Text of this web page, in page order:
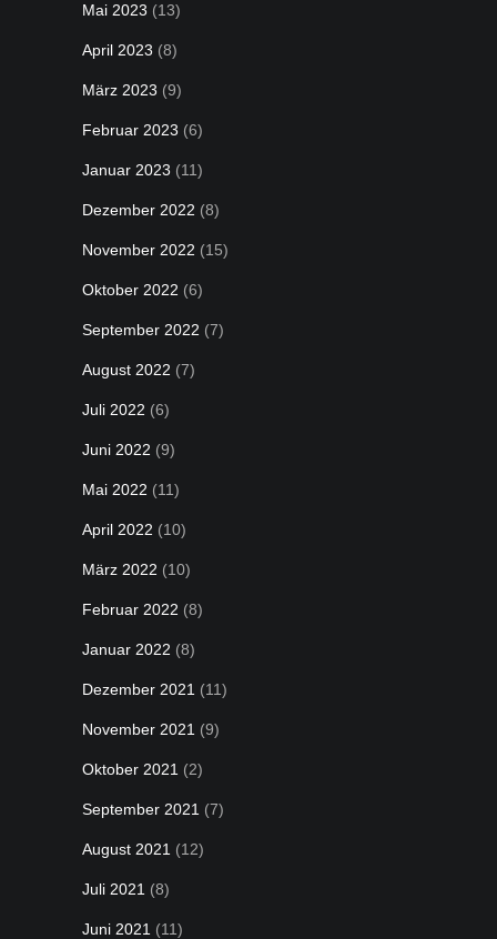
Mai 2023 (13)
April 2023 (8)
März 2023 (9)
Februar 2023 (6)
Januar 2023 (11)
Dezember 2022 (8)
November 2022 (15)
Oktober 2022 (6)
September 2022 (7)
August 2022 (7)
Juli 2022 (6)
Juni 2022 (9)
Mai 2022 (11)
April 2022 (10)
März 2022 (10)
Februar 2022 (8)
Januar 2022 (8)
Dezember 2021 (11)
November 2021 (9)
Oktober 2021 (2)
September 2021 (7)
August 2021 (12)
Juli 2021 (8)
Juni 2021 (11)